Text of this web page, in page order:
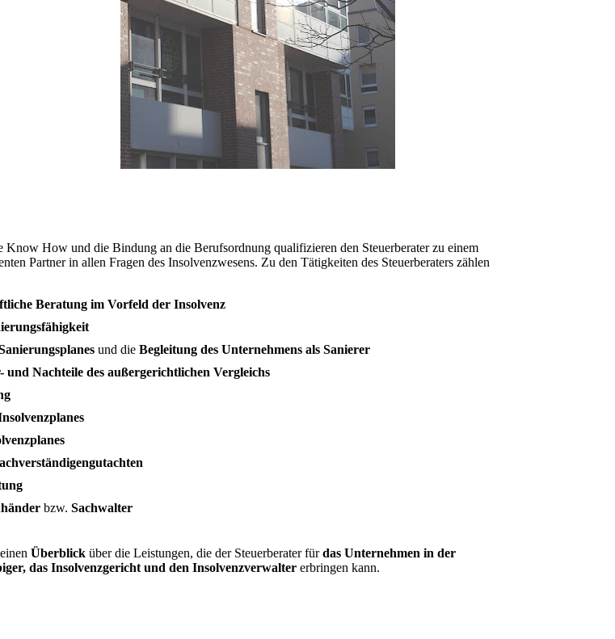
Know How und die Bindung an die Berufsordnung qualifizieren den Steuerberater zu einem
Partner in allen Fragen des Insolvenzwesens. Zu den Tätigkeiten des Steuerberaters zählen
Beratung im Vorfeld der Insolvenz
und die Begleitung des Unternehmens als Sanierer
Nachteile des außergerichtlichen Vergleichs
bzw. Sachwalter
Überblick über die Leistungen, die der Steuerberater fürdas Unternehmen in der
das Insolvenzgericht und den Insolvenzverwalter erbringen kann.